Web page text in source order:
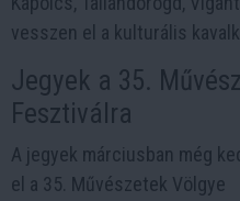
vesszen el a kulturális
Jegyek a 35.
Fesztiválra
A jegyek márciusban még
el a 35. Művészetek Völgye